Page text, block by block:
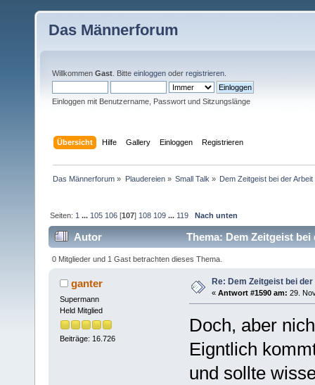
Das Männerforum
Willkommen Gast . Bitte einloggen oder registrieren
Einloggen mit Benutzername, Passwort und Sitzungslänge
Übersicht Hilfe Gallery Einloggen Registrieren
Das Männerforum » Plaudereien» Small Talk » Dem Zeitgeist bei der
Seiten: 1 ... 105 106 [107] 108 109 ... 119 Nach unten
Autor Thema: Dem Zeitgeist
0 Mitglieder und 1 Gast betrachten dieses Thema.
ganter
Supermann
Held Mitglied
Beiträge: 16.726
Re: Dem Zeitgeist bei
« Antwort #1590 am: 29.
Doch, aber
Eigntlich
und sollte